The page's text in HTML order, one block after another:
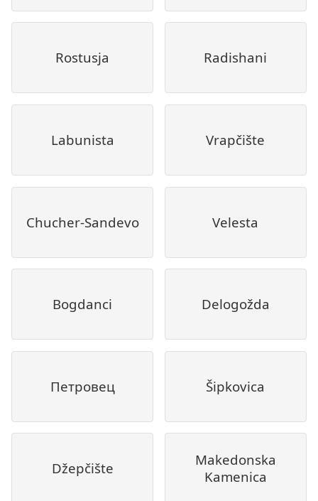
Rostusja Radishani
Labunista Vrapčište
Chucher-Sandevo Velesta
Bogdanci Delogožda
Петровец Šipkovica
Džepčište
Makedonska
Kamenica